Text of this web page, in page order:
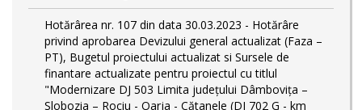
Hotărârea nr. 107 din data 30.03.2023 - Hotărâre
privind aprobarea Devizului general actualizat (Faza –
PT), Bugetul proiectului actualizat si Sursele de
finantare actualizate pentru proiectul cu titlul
"Modernizare DJ 503 Limita județului Dâmbovița –
Slobozia – Rociu - Oarja - Cătanele (DJ 702 G - km